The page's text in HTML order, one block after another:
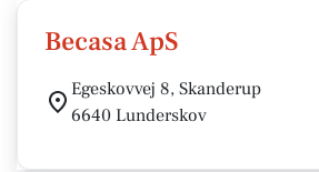
Becasa ApS
Egeskovvej 8, Skanderup
6640 Lunderskov